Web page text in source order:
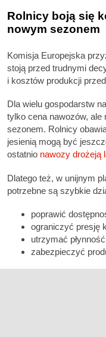
Rolnicy boją się
nowym sezonem
Komisja Europejska
stoją przed trudnymi
i kosztów produkcji
Dla wielu gospodarstw
tylko cena nawozów, ale
sezonem. Rolnicy
jesienią mogą być
ostatnio nawozy drożeją
Dlatego też, w unijnym
potrzebne są szybkie
poprawić
ograniczyć presję
utrzymać
zabezpieczyć